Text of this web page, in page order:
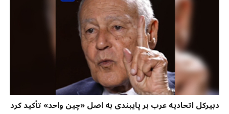
دبیرکل اتحادیه عرب بر پایبندی به اصل «چین واحد» تأکید کرد